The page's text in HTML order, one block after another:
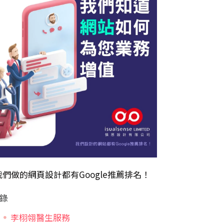
們做的網頁設計都有Google推薦排名！
李栩翎醫生服務